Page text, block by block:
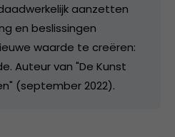
aanzetten
en beslissingen
waarde te creëren:
Auteur van "De Kunst
(september 2022).